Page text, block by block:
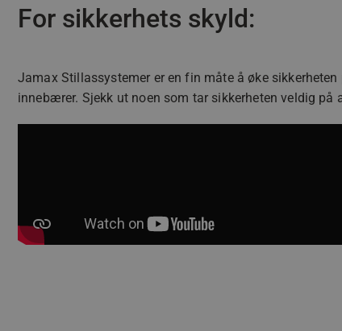
For sikkerhets skyld:
Jamax Stillassystemer er en fin måte å øke
innebærer. Sjekk ut noen som tar sikkerheten veldig på